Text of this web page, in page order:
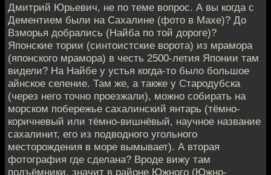
Дмитрий Юрьевич, не по теме вопрос. А вы когда с
Дементием были на Сахалине (фото в Maxе)? До
Взморья добрались (Найба по той дороге)?
Японские тории (синтоистские ворота) из мрамора
(японского мрамора) в честь 2500-летия Японии там
видели? На Найбе у устья когда-то было большое
айнское селение. Там же, а также у Стародубска
(через него точно проезжали), можно собирать на
морском побережье сахалинский янтарь (тёмно-
коричневый или тёмно-вишнёвый, научное название
сахалинит, его из подводного угольного
месторождения в море вымывает). А вторая
фотография где сделана? Вроде вижу там
подъёмники, значит в районе Южного (Южно-